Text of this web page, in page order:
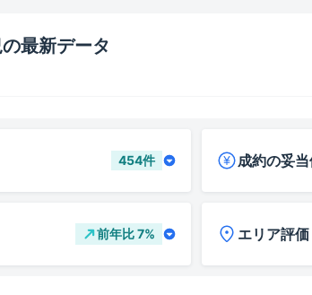
最新データ
454件 成約の妥
前年比7% エリア評価